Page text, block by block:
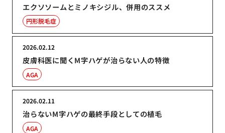
エクソソームとミノキシジル、併用のススメ
円形脱毛症
皮膚科医に聞くM字ハゲが治らない人の特徴
2026.02.12
AGA
治らないM字ハゲの最終手段としての植毛
2026.02.11
AGA